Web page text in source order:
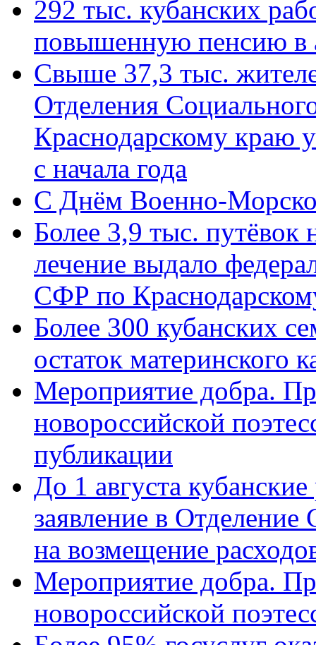
292 тыс. кубанских
повышенную пенсию в
Свыше 37,3 тыс.
Отделения
Краснодарскому краю
с начала года
C Днём Военно-
Более 3,9 тыс. путёвок
лечение выдало
СФР по
Более 300 кубанских
остаток материнского
Мероприятие добра.
новороссийской
публикации
До 1 августа
заявление в
на возмещение
Мероприятие добра.
новороссийской